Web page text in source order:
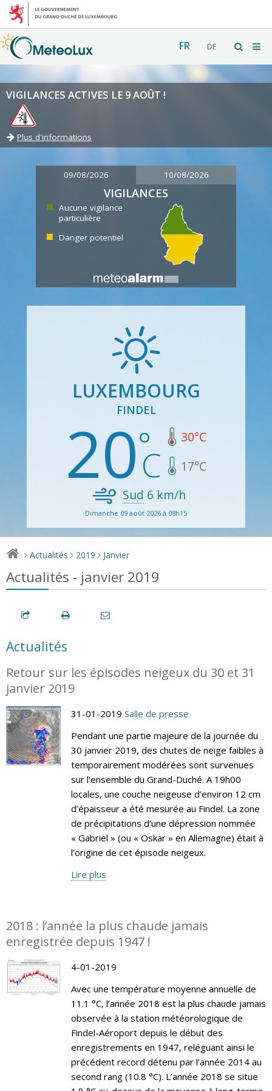
FR DE
VIGILANCES ACTIVES LE 9 AOÛT !
Plus d'informations
09/08/2026 10/08/2026
VIGILANCES
Aucune vigilance
particulière
Danger potentiel
LUXEMBOURG
FINDEL
20 30°C
17°C
Sud 6 km/h
Dimanche 09 août 2026 à 08h15
> Actualités > 2019 > Janvier
Actualités - janvier 2019
Actualités
Retour sur les épisodes neigeux du 30 et 31
janvier 2019
31-01-2019 Salle de presse
Pendant une partie majeure de la journée du
30 janvier 2019, des chutes de neige faibles à
temporairement modérées sont survenues
sur l’ensemble du Grand-Duché. A 19h00
locales, une couche neigeuse d’environ 12 cm
d’épaisseur a été mesurée au Findel. La zone
de précipitations d’une dépression nommée
« Gabriel » (ou « Oskar » en Allemagne) était à
l’origine de cet épisode neigeux.
Lire plus
2018 : l’année la plus chaude jamais
enregistrée depuis 1947 !
4-01-2019
Avec une température moyenne annuelle de
11.1 °C, l’année 2018 est la plus chaude jamais
observée à la station météorologique de
Findel-Aéroport depuis le début des
enregistrements en 1947, reléguant ainsi le
précédent record détenu par l’année 2014 au
second rang (10.8 °C). L’année 2018 se situe